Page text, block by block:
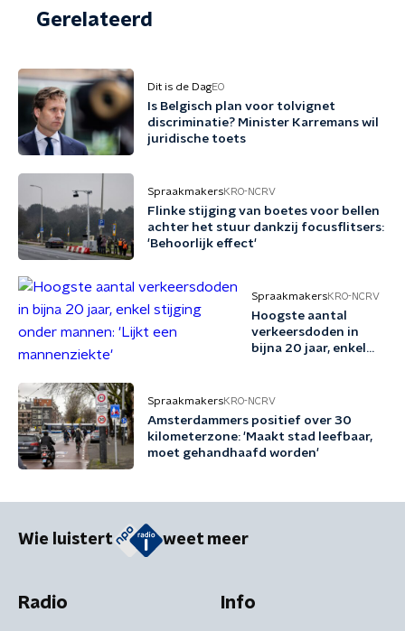
Gerelateerd
Dit is de DagEO
Is Belgisch plan voor tolvignet
discriminatie? Minister Karremans wil
juridische toets
SpraakmakersKRO-NCRV
Flinke stijging van boetes voor bellen
achter het stuur dankzij focusflitsers:
'Behoorlijk effect'
SpraakmakersKRO-NCRV
Hoogste aantal
verkeersdoden in
bijna 20 jaar, enkel
mannenziekte'
SpraakmakersKRO-NCRV
Amsterdammers positief over 30
kilometerzone: 'Maakt stad leefbaar,
moet gehandhaafd worden'
Wie luistert weet meer
Radio Info